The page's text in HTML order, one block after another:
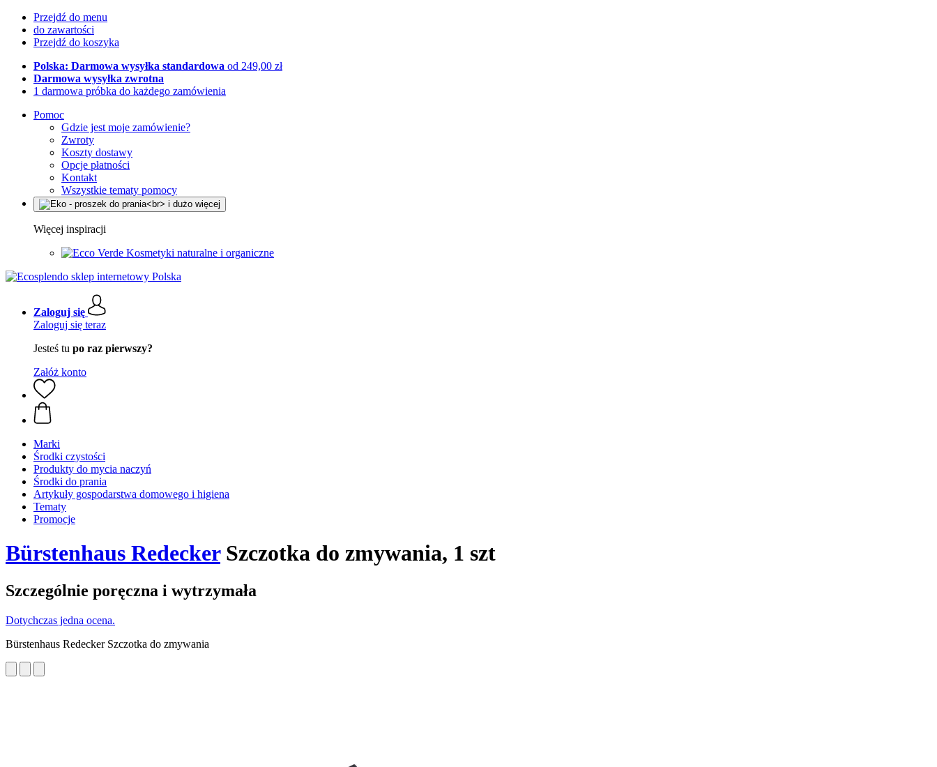
Przejdź do menu
do zawartości
Przejdź do koszyka
Polska: Darmowa wysyłka standardowa od 249,00 zł
Darmowa wysyłka zwrotna
1 darmowa próbka do każdego zamówienia
Pomoc
Gdzie jest moje zamówienie?
Zwroty
Koszty dostawy
Opcje płatności
Kontakt
Wszystkie tematy pomocy
Więcej inspiracji
Kosmetyki naturalne i organiczne
Zaloguj się
Zaloguj się teraz
Jesteś tu po raz pierwszy?
Załóż konto
Marki
Środki czystości
Produkty do mycia naczyń
Środki do prania
Artykuły gospodarstwa domowego i higiena
Tematy
Promocje
Bürstenhaus RedeckerSzczotka do zmywania, 1 szt
Szczególnie poręczna i wytrzymała
Dotychczas jedna ocena.
Bürstenhaus Redecker Szczotka do zmywania